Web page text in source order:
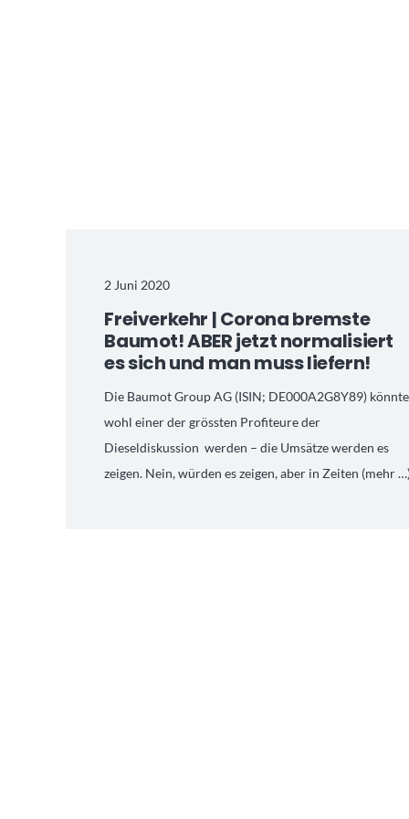
2 Juni 2020
Freiverkehr | Corona bremste
Baumot! ABER jetzt normalisiert
es sich und man muss liefern!
Die Baumot Group AG (ISIN; DE000A2G8Y89) könnte
wohl einer der grössten Profiteure der
Dieseldiskussion werden – die Umsätze werden es
zeigen. Nein, würden es zeigen, aber in Zeiten (mehr